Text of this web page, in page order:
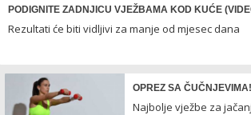
PODIGNITE ZADNJICU VJEŽBAMA KOD KUĆE
Rezultati će biti vidljivi za manje od mjesec dana
OPREZ SA ČUČNJEVIMA!
Najbolje vježbe za